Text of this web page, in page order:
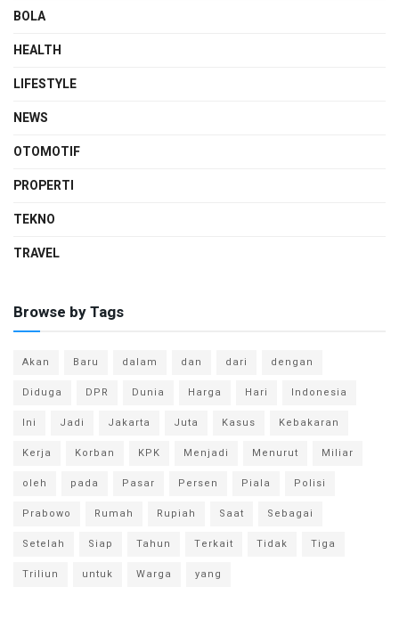
BOLA
HEALTH
LIFESTYLE
NEWS
OTOMOTIF
PROPERTI
TEKNO
TRAVEL
Browse by Tags
Akan Baru dalam dan dari
dengan
Diduga
DPR Dunia Harga Hari
Indonesia
Ini
Jadi Jakarta Juta Kasus
Kebakaran
Kerja
Korban KPK Menjadi Menurut
Miliar
oleh
pada Pasar Persen Piala
Polisi
Prabowo
Rumah Rupiah Saat
Sebagai
Setelah
Siap Tahun Terkait Tidak
Tiga
Triliun
untuk Warga yang